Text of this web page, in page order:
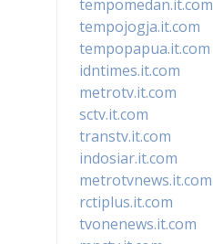
tempomedan.it.com
tempojogja.it.com
tempopapua.it.com
idntimes.it.com
metrotv.it.com
sctv.it.com
transtv.it.com
indosiar.it.com
metrotvnews.it.com
rctiplus.it.com
tvonenews.it.com